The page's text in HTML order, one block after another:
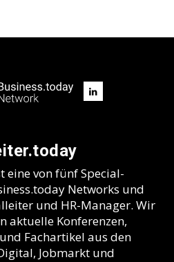
eine von fünf Special-
Networks und
und HR-Manager. Wir
aktuelle Konferenzen,
Fachartikel aus den
Jobmarkt und